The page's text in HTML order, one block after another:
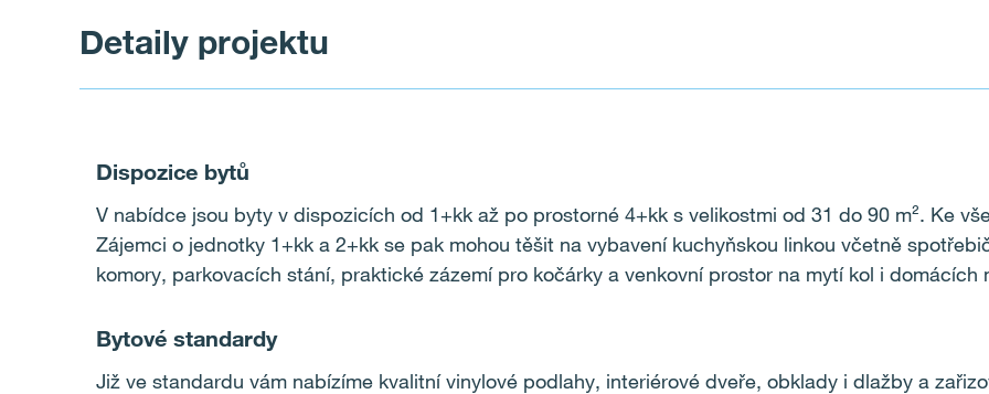
Detaily projektu
Dispozice bytů
V nabídce jsou byty v dispozicích od 1+kk až po prostorné 4+kk s velikostmi od 31 do 90 m². Ke
Zájemci o jednotky 1+kk a 2+kk se pak mohou těšit na vybavení kuchyňskou linkou včetně
komory, parkovacích stání, praktické zázemí pro kočárky a venkovní prostor na mytí kol i domácích
Bytové standardy
Již ve standardu vám nabízíme kvalitní vinylové podlahy, interiérové dveře, obklady i dlažby a